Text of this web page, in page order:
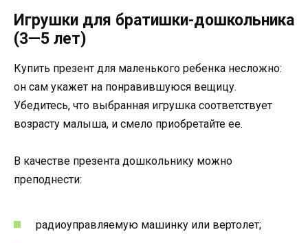
Игрушки для братишки-дошкольника
(3—5 лет)
Купить презент для маленького ребенка несложно:
он сам укажет на понравившуюся вещицу.
Убедитесь, что выбранная игрушка соответствует
возрасту малыша, и смело приобретайте ее.
В качестве презента дошкольнику можно
преподнести:
радиоуправляемую машинку или вертолет;